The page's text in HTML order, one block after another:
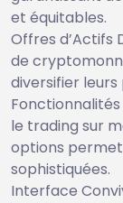
et équitables.
Offres d’Actifs
de
diversifier
le trading sur
options
sophistiquées.
Interface